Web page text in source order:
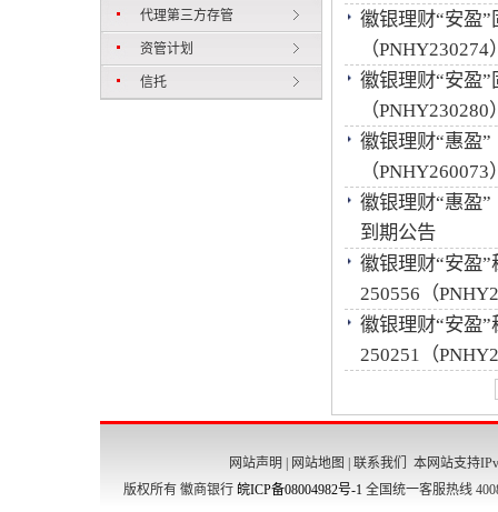
代理第三方存管
资管计划
信托
徽银理财“安盈
（
徽银理财“安盈
（
徽银理财“惠盈
（
徽银理财“惠盈
到期公告
徽银理财“安盈
250556（
徽银理财“安盈
250251（
网站声明 网站地图 联系我们
本网站支持
版权所有 徽商银行 皖ICP备08004982号-1 全国统一客服热线